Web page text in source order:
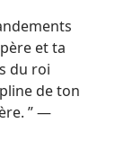
et ta
du roi
de ton
” —